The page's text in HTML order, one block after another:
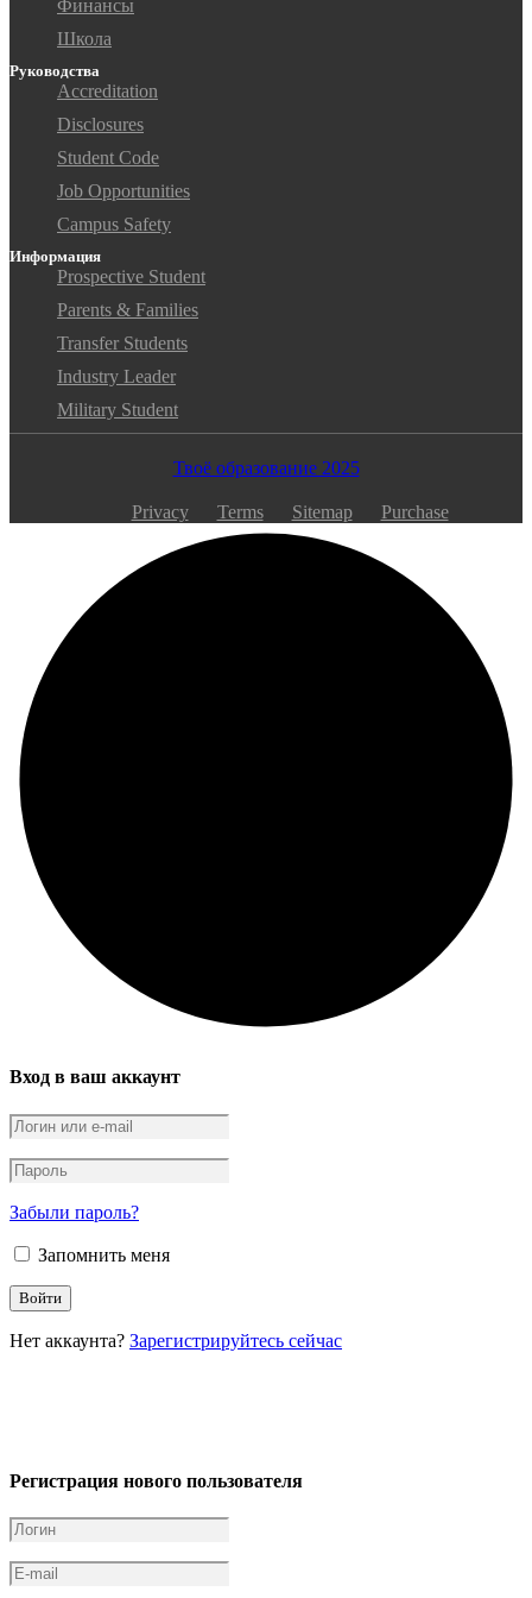
Финансы
Школа
Руководства
Accreditation
Disclosures
Student Code
Job Opportunities
Campus Safety
Информация
Prospective Student
Parents & Families
Transfer Students
Industry Leader
Military Student
Твоё образование 2025
Privacy Terms Sitemap Purchase
Вход в ваш аккаунт
Забыли пароль?
Запомнить меня
Нет аккаунта? Зарегистрируйтесь сейчас
Регистрация нового пользователя